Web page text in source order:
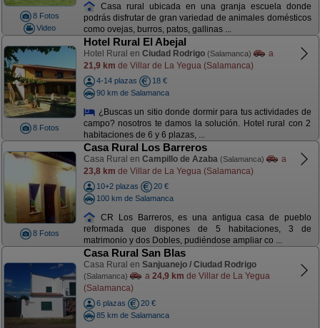
8 Fotos
Video
Casa rural ubicada en una granja escuela donde
podrás disfrutar de gran variedad de animales domésticos
como ovejas, burros, patos, gallinas ...
8 Fotos
Hotel Rural El Abejal
Hotel Rural en Ciudad Rodrigo (Salamanca)
a
21,9 km de Villar de La Yegua (Salamanca)
4-14 plazas
18 €
90 km de Salamanca
¿Buscas un sitio donde dormir para tus actividades de
campo? nosotros te damos la solución. Hotel rural con 2
habitaciones de 6 y 6 plazas, ...
8 Fotos
Casa Rural Los Barreros
Casa Rural en Campillo de Azaba (Salamanca)
a
23,8 km de Villar de La Yegua (Salamanca)
10+2 plazas
20 €
100 km de Salamanca
CR Los Barreros, es una antigua casa de pueblo
reformada que dispones de 5 habitaciones, 3 de
matrimonio y dos Dobles, pudiéndose ampliar co ...
Casa Rural San Blas
Casa Rural en Sanjuanejo / Ciudad Rodrigo
(Salamanca) a 24,9 km de Villar de La Yegua
(Salamanca)
6 plazas
20 €
85 km de Salamanca